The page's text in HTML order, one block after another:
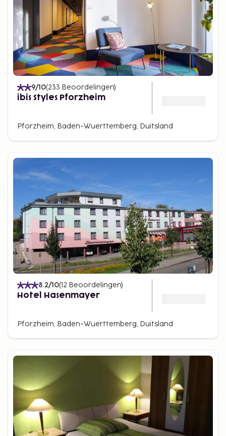
9/10(233 Beoordelingen)
ibis Styles Pforzheim
Pforzheim, Baden-Wuerttemberg, Duitsland
8.2/10(12 Beoordelingen)
Hotel Hasenmayer
Pforzheim, Baden-Wuerttemberg, Duitsland